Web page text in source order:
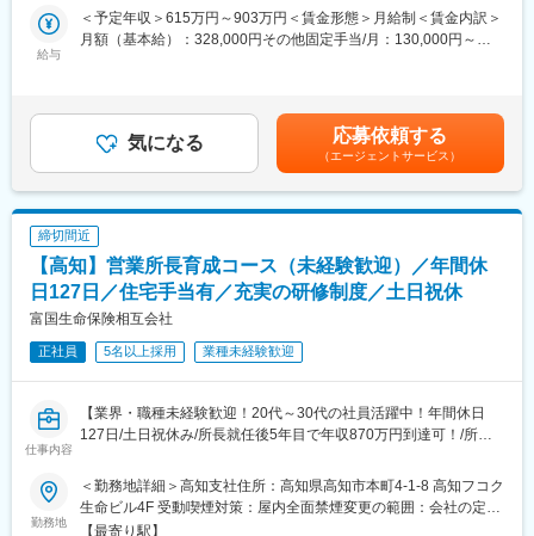
イム制（小学校就学後最初の８月末日まで・勤続年数１年以上が
対象）や介護短時間フレックスタイム制を活用できます。週１回
く、公平な選考・採用を行っています。2024-3482G
・保険募集人、クラークの教育・管理・指導（労務管理、募集管
理、業務支援）
（このような方に向いています！）
・自ら考え実行する方
■勤務地：
※配属先についてはお住まいとご希望を考慮して決定いたします。
全国転勤がございます。
札幌、旭川、青森、盛岡、仙台、山形、新潟、富山、金沢、福
横浜、松本、甲府、沼津、静岡、浜松、岐阜、名古屋、京都、奈
賀、佐世保、長崎、大分、熊本、鹿児島、宮崎、那覇
当社のＦＡ（保険募集人）は事業所得で800万円という採用基準
を設けられており、優秀な人材を常に確保しております。
その人材は営業管理職である営業部長・営業課長が営業拠点でリ
給与
＜予定年収＞615万円～903万円＜賃金形態＞月給制＜賃金内訳＞
月額（基本給）：328,000円その他固定手当/月：130,000円～
害保険の販売手数料の50％を支給※選考を通じて、ご経歴により
営業課長からのスタートをご提案する場合がございます。■昇給：
年1回■賞与：年2回（会社・本人の業績により異なる）賃金はあ
くまでも目安の金額であり、選考を通じて上下する可能性があり
ます。月給(月額)は固定手当を含めた表記です。
気になる 応募依頼する
（エージェントサービス）
締切間近
【高知】営業所長育成コース（未経験歓迎）／年間休
日127日／住宅手当有／充実の研修制度／土日祝休
富国生命保険相互会社
正社員 5名以上採用 業種未経験歓迎
仕事内容
【業界・職種未経験歓迎！20代～30代の社員活躍中！年間休日
127日/土日祝休み/所長就任後5年目で年収870万円到達可！/所定
■募集背景：
今後も全国461拠点におけるお客さまとのつながりを維持強化す
勤務地
＜勤務地詳細＞高知支社住所：高知県高知市本町4-1-8 高知フコク
生命ビル4F 受動喫煙対策：屋内全面禁煙変更の範囲：会社の定め
る事業所
【最寄り駅】